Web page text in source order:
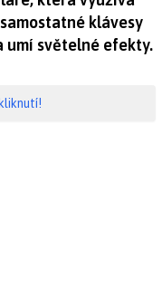
klávesy
umí světelné efekty.